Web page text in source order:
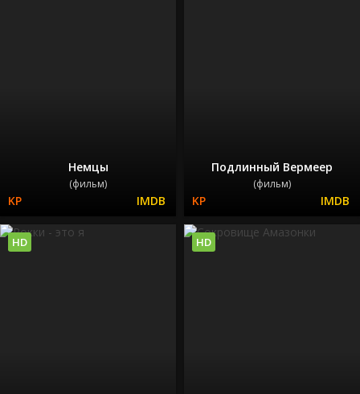
Немцы
(фильм)
Подлинный Вермеер
(фильм)
HD HD